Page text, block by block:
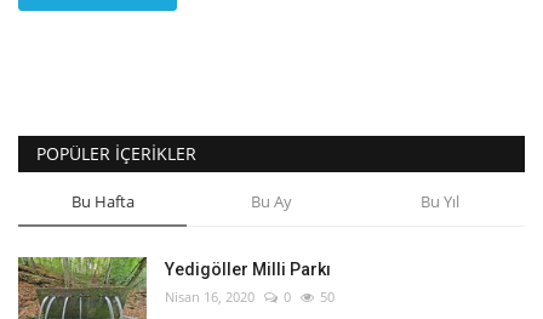
POPÜLER İÇERIKLER
Bu Hafta Bu Ay Bu Yıl
Yedigöller Milli Parkı
Nisan 16, 2020 0 50